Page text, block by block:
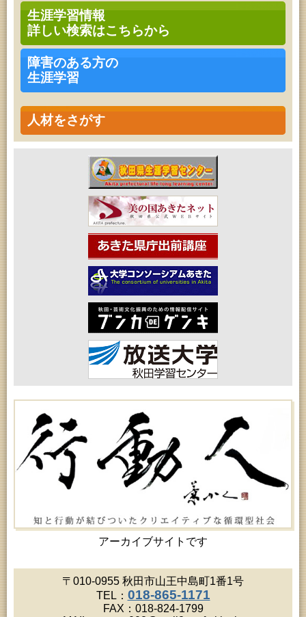
生涯学習情報
詳しい検索はこちらから
障害のある方の
生涯学習
人材をさがす
アーカイブサイトです
ークショップ」
2026年08月11日 (秋田市)
令和8年度 椎名雄一郎オルガンレクチャーコンサー
ト
2026年08月14日 (秋田市)
成人教育「古文書解読講座」
2026年08月15日 (秋田市)
乳幼児教育・青少年教育「おはなしの会」
2026年08月15日 (秋田市)
乳幼児教育「作ってあそぼう工作会『レインボース
ティック』を作ろう！」
2026年08月15日 (秋田市)
乳幼児教育「パンダのえほん修理屋さん」
2026年08月17日 (秋田市)
高齢者教育「茨島七丁目地区高齢者学級」
2026年08月17日 (秋田市)
女性教育「ミセスセミナー大住」
2026年08月17日 (秋田市)
家庭教育「わくわく家族講座」
2026年08月18日 (秋田市)
乳幼児教育「ペンギン幼児学級」
2026年08月18日 (秋田市)
高齢者教育「泉地区高齢者学級」
2026年08月18日 (秋田市)
高齢者教育「秋田おもと高齢者大学」
2026年08月18日 (秋田市)
乳幼児・青少年教育「おはなしの会」
2026年08月18日 (秋田市)
女性教育「保戸野女性学級」
2026年08月19日 (秋田市)
高齢者教育「北部高齢者大学」
2026年08月19日 (秋田市)
成人教育「市民大学講座『佐竹史料館展示資料から
見る秋田藩と佐竹氏』」
2026年08月19日 (秋田市)
高齢者教育「川尻地区高齢者学級」
2026年08月19日 (秋田市)
女性教育「ひろば女性学級」
2026年08月20日 (秋田市)
成人教育「夏の暑さに負けない薬膳料理教室」
2026年08月20日 (秋田市)
女性教育「女性セミナー『ゆうわ』」
2026年08月20日 (秋田市)
2026年08月20日 (秋田市)
女性教育「あかしあ婦人学級」
2026年08月21日 (秋田市)
高齢者教育「秋田鈴杖大学」
〒010-0955 秋田市山王中島町1番1号
TEL： 018-865-1171
FAX：018-824-1799